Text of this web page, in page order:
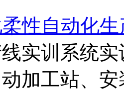
性自动化
实训系统
加工站、